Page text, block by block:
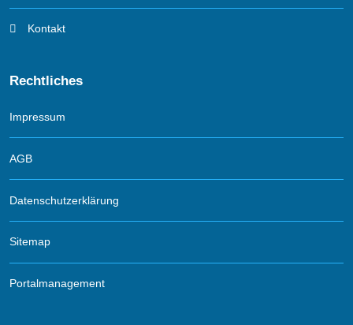
Kontakt
Rechtliches
Impressum
AGB
Datenschutzerklärung
Sitemap
Portalmanagement